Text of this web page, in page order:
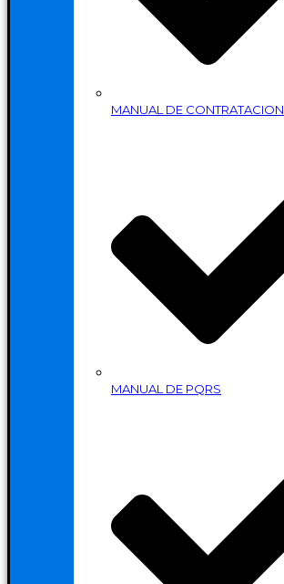
MANUAL DE CONTRATACION
MANUAL DE PQRS